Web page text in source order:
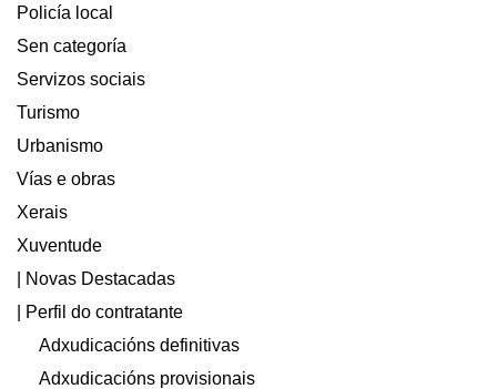
Policía local
Sen categoría
Servizos sociais
Turismo
Urbanismo
Vías e obras
Xerais
Xuventude
| Novas Destacadas
| Perfil do contratante
Adxudicacións definitivas
Adxudicacións provisionais